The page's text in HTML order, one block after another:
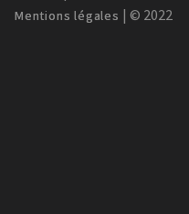
Mentions légales